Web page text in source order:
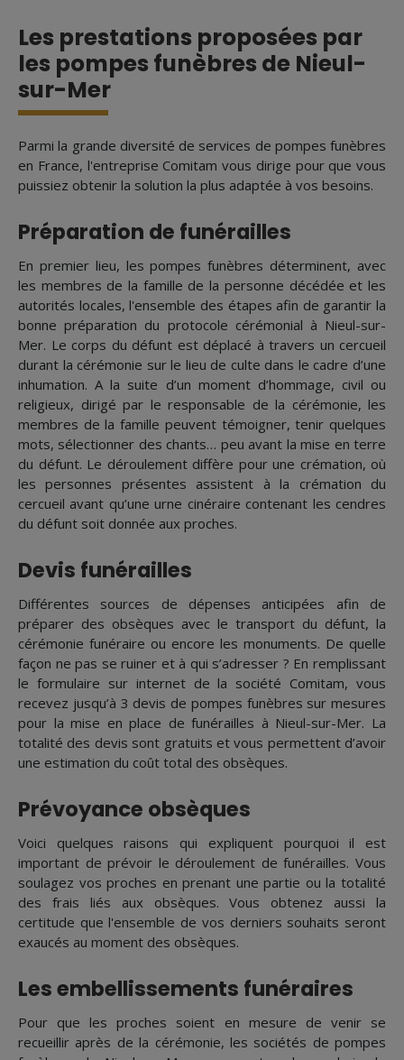
Les prestations proposées par
les pompes funèbres de Nieul-
sur-Mer
Parmi la grande diversité de services de pompes funèbres
en France, l'entreprise Comitam vous dirige pour que vous
puissiez obtenir la solution la plus adaptée à vos besoins.
Préparation de funérailles
En premier lieu, les pompes funèbres déterminent, avec
les membres de la famille de la personne décédée et les
autorités locales, l'ensemble des étapes afin de garantir la
bonne préparation du protocole cérémonial à Nieul-sur-
Mer. Le corps du défunt est déplacé à travers un cercueil
durant la cérémonie sur le lieu de culte dans le cadre d’une
inhumation. A la suite d’un moment d’hommage, civil ou
religieux, dirigé par le responsable de la cérémonie, les
membres de la famille peuvent témoigner, tenir quelques
mots, sélectionner des chants… peu avant la mise en terre
du défunt. Le déroulement diffère pour une crémation, où
les personnes présentes assistent à la crémation du
cercueil avant qu’une urne cinéraire contenant les cendres
du défunt soit donnée aux proches.
Devis funérailles
Différentes sources de dépenses anticipées afin de
préparer des obsèques avec le transport du défunt, la
cérémonie funéraire ou encore les monuments. De quelle
façon ne pas se ruiner et à qui s’adresser ? En remplissant
le formulaire sur internet de la société Comitam, vous
recevez jusqu’à 3 devis de pompes funèbres sur mesures
pour la mise en place de funérailles à Nieul-sur-Mer. La
totalité des devis sont gratuits et vous permettent d’avoir
une estimation du coût total des obsèques.
Prévoyance obsèques
Voici quelques raisons qui expliquent pourquoi il est
important de prévoir le déroulement de funérailles. Vous
soulagez vos proches en prenant une partie ou la totalité
des frais liés aux obsèques. Vous obtenez aussi la
certitude que l'ensemble de vos derniers souhaits seront
exaucés au moment des obsèques.
Les embellissements funéraires
Pour que les proches soient en mesure de venir se
recueillir après de la cérémonie, les sociétés de pompes